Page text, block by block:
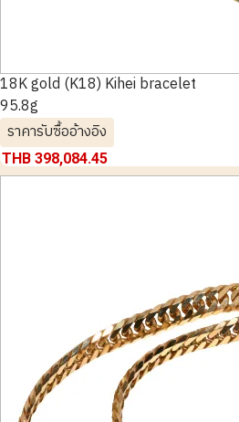
18K gold (K18) Kihei bracelet
95.8g
ราคารับซื้ออ้างอิง
THB 398,084.45